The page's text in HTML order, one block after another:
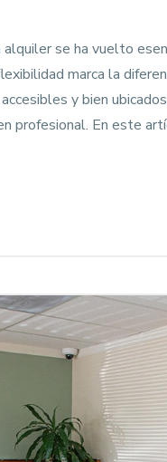
se ha vuelto
marca la
y bien
profesional. En este